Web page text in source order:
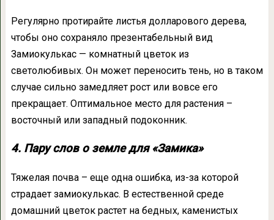
Регулярно протирайте листья долларового дерева,
чтобы оно сохраняло презентабельный вид
Замиокулькас — комнатный цветок из
светолюбивых. Он может переносить тень, но в таком
случае сильно замедляет рост или вовсе его
прекращает. Оптимальное место для растения –
восточный или западный подоконник.
4. Пару слов о земле для «Замика»
Тяжелая почва – еще одна ошибка, из-за которой
страдает замиокулькас. В естественной среде
домашний цветок растет на бедных, каменистых